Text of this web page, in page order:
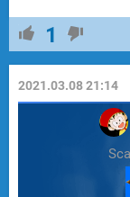
1
2021.03.08 21:14